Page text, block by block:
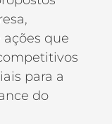
que
para a
do